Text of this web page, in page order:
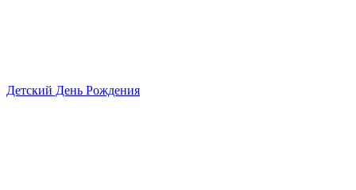
Детский День Рождения